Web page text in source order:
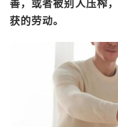
善，或者被别人压榨
获的劳动。